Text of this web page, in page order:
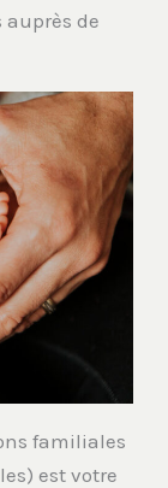
de
familiales
est votre